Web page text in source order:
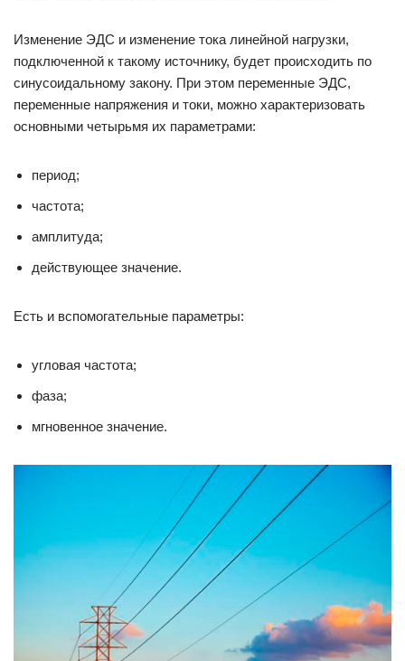
Изменение ЭДС и изменение тока линейной нагрузки,
подключенной к такому источнику, будет происходить по
синусоидальному закону. При этом переменные ЭДС,
переменные напряжения и токи, можно характеризовать
основными четырьмя их параметрами:
период;
частота;
амплитуда;
действующее значение.
Есть и вспомогательные параметры:
угловая частота;
фаза;
мгновенное значение.